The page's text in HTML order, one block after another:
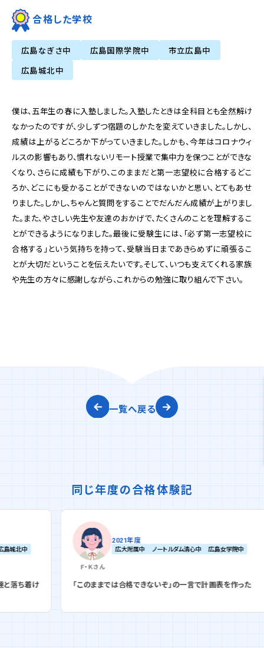
合格した学校
広島なぎさ中 広島国際学院中
市立広島中
広島城北中
僕は、五年生の春に入塾しました。入塾したときは全科目とも全然解け
なかったのですが、少しずつ宿題のしかたを変えていきました。しかし、
成績は上がるどころか下がっていきました。しかも、今年はコロナウィ
ルスの影響もあり、慣れないリモート授業で集中力を保つことができな
くなり、さらに成績も下がり、このままだと第一志望校に合格するどこ
ろか、どこにも受かることができないのではないかと思い、とてもあせ
りました。しかし、ちゃんと質問をすることでだんだん成績が上がりまし
た。また、やさしい先生や友達のおかげで、たくさんのことを理解するこ
とができるようになりました。最後に受験生には、「必ず第一志望校に
合格する」という気持ちを持って、受験当日まであきらめずに頑張るこ
とが大切だということを伝えたいです。そして、いつも支えてくれる家族
や先生の方々に感謝しながら、これからの勉強に取り組んで下さい。
一覧へ戻る
同じ年度の合格体験記
け
2021年度
広大附属中 ノートルダム清心中 広島女学院中
「このままでは合格できないぞ」の一言で計画表を作った